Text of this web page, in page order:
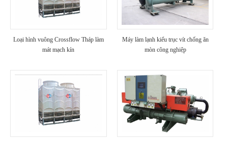
Loại hình vuông Crossflow Tháp làm
mát mạch kín
Máy làm lạnh kiểu trục vít chống ăn
mòn công nghiệp